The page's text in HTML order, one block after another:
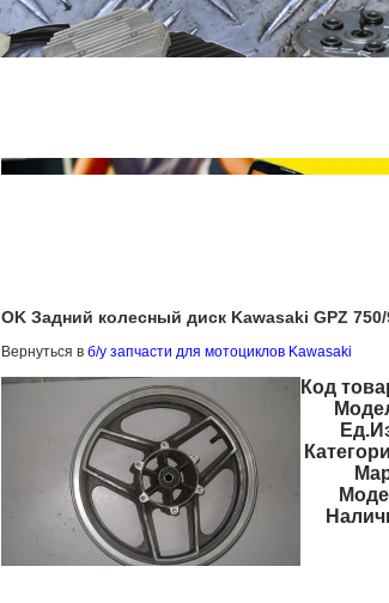
OK Задний колесный диск Kawasaki GPZ 750/
Вернуться в б/у запчасти для мотоциклов Kawasaki
Код